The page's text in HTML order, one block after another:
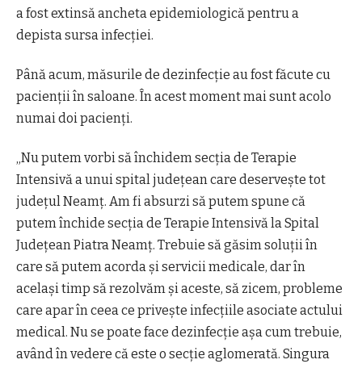
a fost extinsă ancheta epidemiologică pentru a
depista sursa infecției.
Până acum, măsurile de dezinfecție au fost făcute cu
pacienții în saloane. În acest moment mai sunt acolo
numai doi pacienți.
„Nu putem vorbi să închidem secția de Terapie
Intensivă a unui spital județean care deservește tot
județul Neamț. Am fi absurzi să putem spune că
putem închide secția de Terapie Intensivă la Spital
Județean Piatra Neamț. Trebuie să găsim soluții în
care să putem acorda și servicii medicale, dar în
același timp să rezolvăm și aceste, să zicem, probleme
care apar în ceea ce privește infecțiile asociate actului
medical. Nu se poate face dezinfecție așa cum trebuie,
având în vedere că este o secție aglomerată. Singura